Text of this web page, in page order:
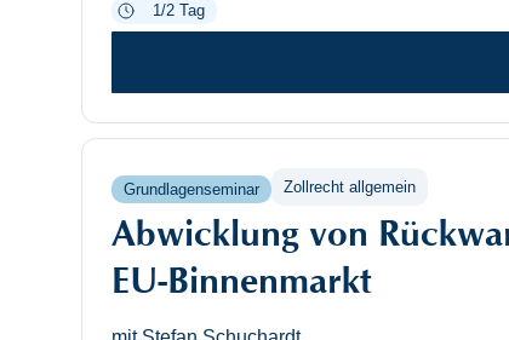
1/2 Tag
Grundlagenseminar Zollrecht allgemein
Abwicklung von
EU-Binnenmarkt